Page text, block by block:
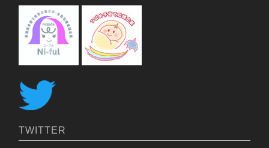
TWITTER